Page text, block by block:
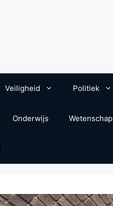
Veiligheid Politiek
Onderwijs Wetenschap